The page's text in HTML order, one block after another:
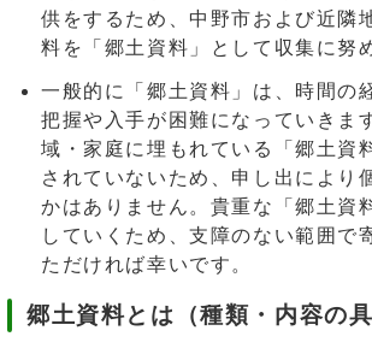
供をするため、中野市および近隣
料を「郷土資料」として収集に努
一般的に「郷土資料」は、時間の
把握や入手が困難になっていきま
域・家庭に埋もれている「郷土資
されていないため、申し出により
かはありません。貴重な「郷土資
していくため、支障のない範囲で
ただければ幸いです。
郷土資料とは（種類・内容の具